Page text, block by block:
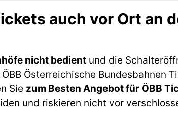
auch vor Ort
nicht bedient und die
Österreichische Bundesbahnen
Sie zum Besten Angebot für ÖBB
und riskieren nicht vor